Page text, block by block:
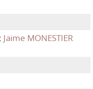
Jaime MONESTIER